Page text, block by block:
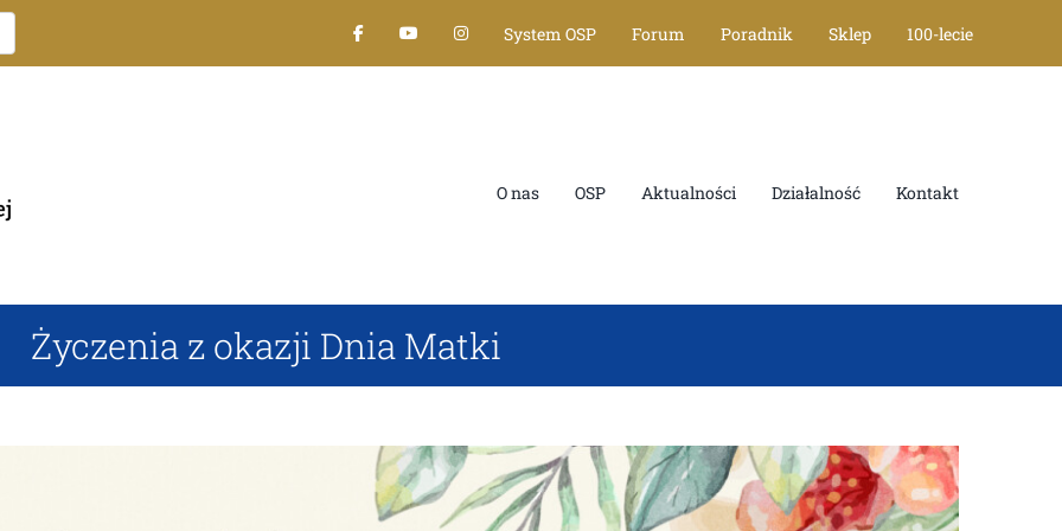
System OSP Forum Poradnik Sklep 100-lecie
O nas OSP Aktualności Działalność Kontakt
Życzenia z okazji Dnia Matki